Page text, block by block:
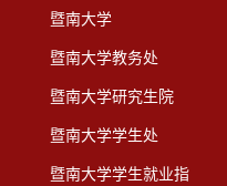
暨南大学
暨南大学教务处
暨南大学研究生院
暨南大学学生处
暨南大学学生就业指